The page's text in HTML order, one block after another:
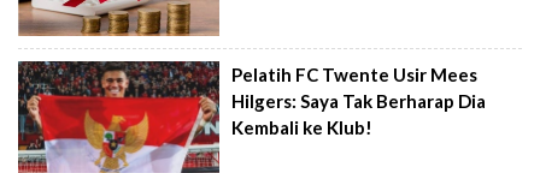
Pelatih FC Twente Usir Mees
Hilgers: Saya Tak Berharap Dia
Kembali ke Klub!